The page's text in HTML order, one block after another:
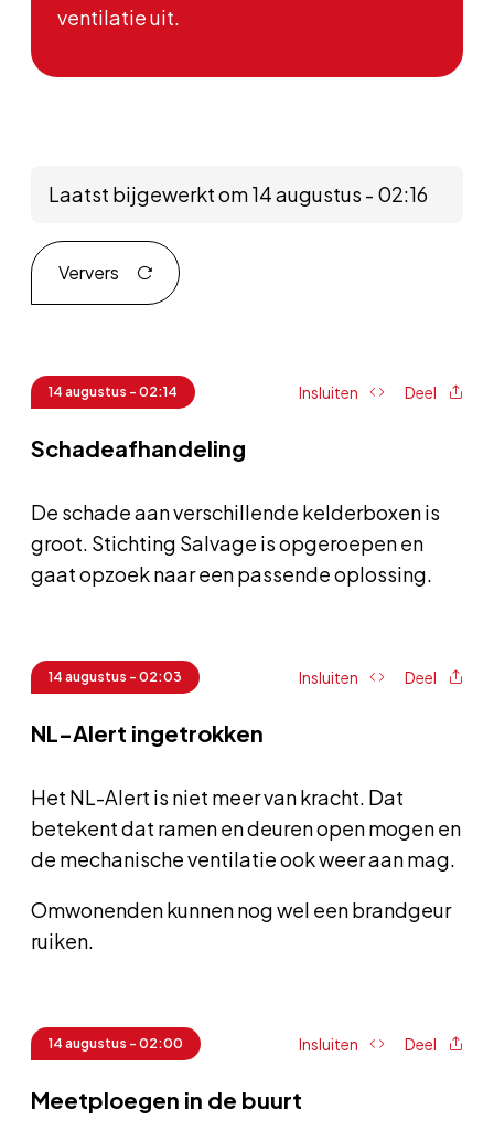
ventilatie uit.
Laatst bijgewerkt om 14 augustus - 02:16
Ververs
14 augustus - 02:14 Insluiten Deel
Schadeafhandeling
De schade aan verschillende kelderboxen is
groot. Stichting Salvage is opgeroepen en
gaat opzoek naar een passende oplossing.
14 augustus - 02:03 Insluiten Deel
NL-Alert ingetrokken
Het NL-Alert is niet meer van kracht. Dat
betekent dat ramen en deuren open mogen en
de mechanische ventilatie ook weer aan mag.
Omwonenden kunnen nog wel een brandgeur
ruiken.
14 augustus - 02:00 Insluiten Deel
Meetploegen in de buurt